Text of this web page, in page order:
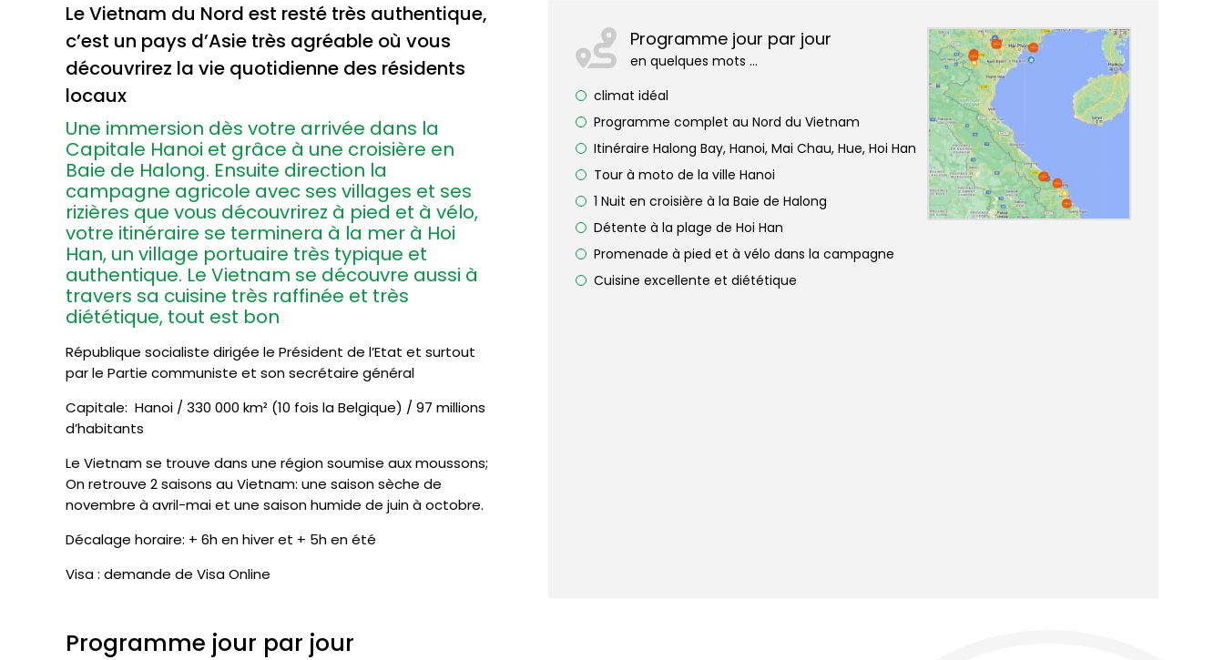
Le Vietnam du Nord est resté très authentique,
c’est un pays d’Asie très agréable où vous
découvrirez la vie quotidienne des résidents
locaux
Une immersion dès votre arrivée dans la
Capitale Hanoi et grâce à une croisière en
Baie de Halong. Ensuite direction la
campagne agricole avec ses villages et ses
rizières que vous découvrirez à pied et à vélo,
votre itinéraire se terminera à la mer à Hoi
Han, un village portuaire très typique et
authentique. Le Vietnam se découvre aussi à
travers sa cuisine très raffinée et très
diététique, tout est bon
République socialiste dirigée le Président de l’Etat et surtout
par le Partie communiste et son secrétaire général
Capitale: Hanoi / 330 000 km² (10 fois la Belgique) / 97 millions
d’habitants
Le Vietnam se trouve dans une région soumise aux moussons;
On retrouve 2 saisons au Vietnam: une saison sèche de
novembre à avril-mai et une saison humide de juin à octobre.
Décalage horaire: + 6h en hiver et + 5h en été
Visa : demande de Visa Online
Programme jour par jour
en quelques mots ...
climat idéal
Programme complet au Nord du Vietnam
Itinéraire Halong Bay, Hanoi, Mai Chau, Hue, Hoi Han
Tour à moto de la ville Hanoi
1 Nuit en croisière à la Baie de Halong
Détente à la plage de Hoi Han
Promenade à pied et à vélo dans la campagne
Cuisine excellente et diététique
Programme jour par jour